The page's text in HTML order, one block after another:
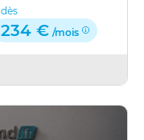
dès
234 € /mois